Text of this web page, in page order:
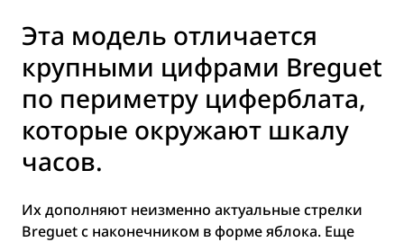
Эта модель отличается
крупными цифрами Breguet
по периметру циферблата,
которые окружают шкалу
часов.
Их дополняют неизменно актуальные стрелки
Breguet с наконечником в форме яблока. Еще